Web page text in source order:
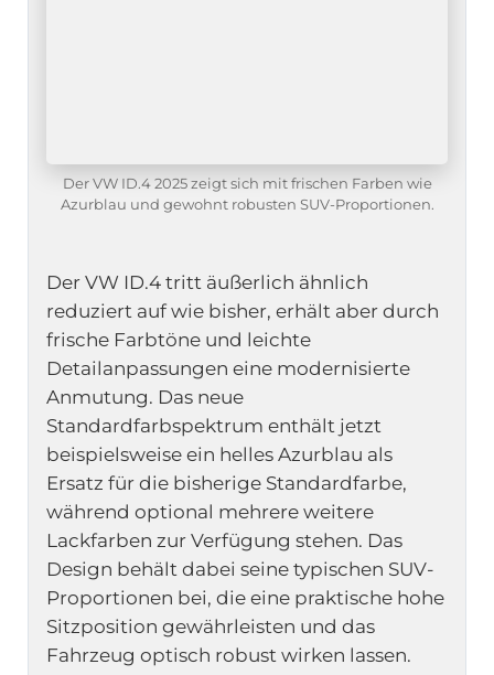
Der VW ID.4 2025 zeigt sich mit frischen Farben wie
Azurblau und gewohnt robusten SUV-Proportionen.
Der VW ID.4 tritt äußerlich ähnlich
reduziert auf wie bisher, erhält aber durch
frische Farbtöne und leichte
Detailanpassungen eine modernisierte
Anmutung. Das neue
Standardfarbspektrum enthält jetzt
beispielsweise ein helles Azurblau als
Ersatz für die bisherige Standardfarbe,
während optional mehrere weitere
Lackfarben zur Verfügung stehen. Das
Design behält dabei seine typischen SUV-
Proportionen bei, die eine praktische hohe
Sitzposition gewährleisten und das
Fahrzeug optisch robust wirken lassen.